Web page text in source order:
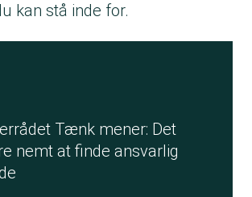
kan stå inde for.
Tænk mener: Det
nemt at finde ansvarlig